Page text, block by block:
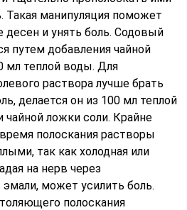
Такая манипуляция поможет
десен и унять боль. Содовый
путем добавления чайной
мл теплой воды. Для
раствора лучше брать
делается он из 100 мл теплой
чайной ложки соли. Крайне
полоскания растворы
так как холодная или
на нерв через
может усилить боль.
полоскания